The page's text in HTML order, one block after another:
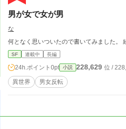
男が女で女が男
な
何となく思いついたので書いてみました。
SF 連載中 長編
24h.ポイント 0pt 小説 228,629 位 /
異世界 男女反転